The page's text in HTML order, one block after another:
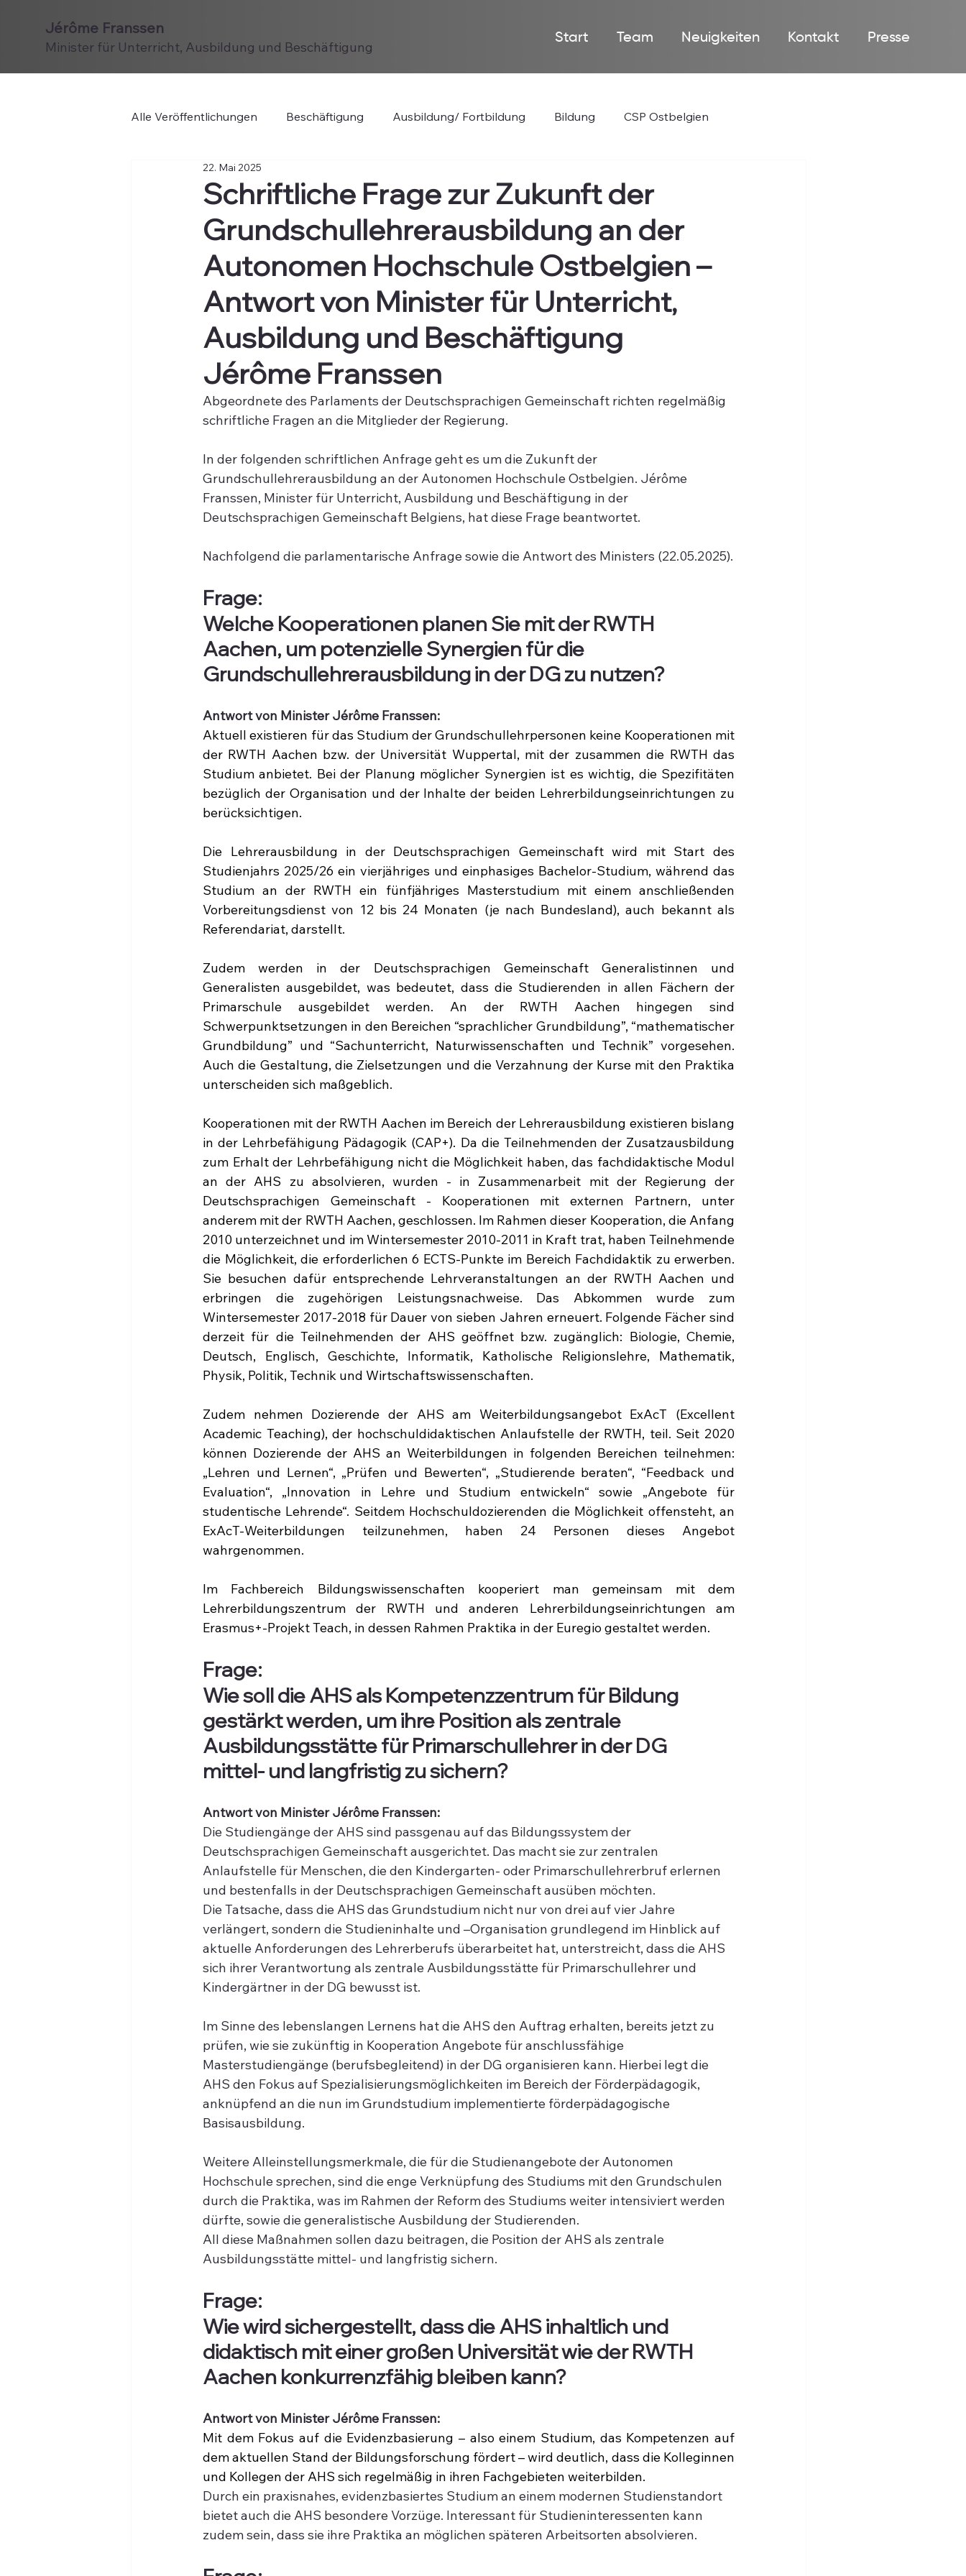
Jérôme Franssen
Minister für Unterricht, Ausbildung und Beschäftigung
Start Team Neuigkeiten Kontakt Presse
Alle Veröffentlichungen Beschäftigung Ausbildung/ Fortbildung Bildung CSP Ostbelgien
Schriftliche Frage zur Zukunft der
Grundschullehrerausbildung an der
Autonomen Hochschule Ostbelgien –
Antwort von Minister für Unterricht,
Ausbildung und Beschäftigung
Jérôme Franssen
22. Mai 2025
Abgeordnete des Parlaments der Deutschsprachigen Gemeinschaft richten regelmäßig
schriftliche Fragen an die Mitglieder der Regierung.
In der folgenden schriftlichen Anfrage geht es um die Zukunft der
Grundschullehrerausbildung an der Autonomen Hochschule Ostbelgien. Jérôme
Franssen, Minister für Unterricht, Ausbildung und Beschäftigung in der
Deutschsprachigen Gemeinschaft Belgiens, hat diese Frage beantwortet.
Nachfolgend die parlamentarische Anfrage sowie die Antwort des Ministers (22.05.2025).
Frage:
Welche Kooperationen planen Sie mit der RWTH
Aachen, um potenzielle Synergien für die
Grundschullehrerausbildung in der DG zu nutzen?
Antwort von Minister Jérôme Franssen:
Aktuell existieren für das Studium der Grundschullehrpersonen keine Kooperationen mit
der RWTH Aachen bzw. der Universität Wuppertal, mit der zusammen die RWTH das
Studium anbietet. Bei der Planung möglicher Synergien ist es wichtig, die Spezifitäten
bezüglich der Organisation und der Inhalte der beiden Lehrerbildungseinrichtungen zu
berücksichtigen.
Die Lehrerausbildung in der Deutschsprachigen Gemeinschaft wird mit Start des
Studienjahrs 2025/26 ein vierjähriges und einphasiges Bachelor-Studium, während das
Studium an der RWTH ein fünfjähriges Masterstudium mit einem anschließenden
Vorbereitungsdienst von 12 bis 24 Monaten (je nach Bundesland), auch bekannt als
Referendariat, darstellt.
Zudem werden in der Deutschsprachigen Gemeinschaft Generalistinnen und
Generalisten ausgebildet, was bedeutet, dass die Studierenden in allen Fächern der
Primarschule ausgebildet werden. An der RWTH Aachen hingegen sind
Schwerpunktsetzungen in den Bereichen “sprachlicher Grundbildung”, “mathematischer
Grundbildung” und “Sachunterricht, Naturwissenschaften und Technik” vorgesehen.
Auch die Gestaltung, die Zielsetzungen und die Verzahnung der Kurse mit den Praktika
unterscheiden sich maßgeblich.
Kooperationen mit der RWTH Aachen im Bereich der Lehrerausbildung existieren bislang
in der Lehrbefähigung Pädagogik (CAP+). Da die Teilnehmenden der Zusatzausbildung
zum Erhalt der Lehrbefähigung nicht die Möglichkeit haben, das fachdidaktische Modul
an der AHS zu absolvieren, wurden - in Zusammenarbeit mit der Regierung der
Deutschsprachigen Gemeinschaft - Kooperationen mit externen Partnern, unter
anderem mit der RWTH Aachen, geschlossen. Im Rahmen dieser Kooperation, die Anfang
2010 unterzeichnet und im Wintersemester 2010-2011 in Kraft trat, haben Teilnehmende
die Möglichkeit, die erforderlichen 6 ECTS-Punkte im Bereich Fachdidaktik zu erwerben.
Sie besuchen dafür entsprechende Lehrveranstaltungen an der RWTH Aachen und
erbringen die zugehörigen Leistungsnachweise. Das Abkommen wurde zum
Wintersemester 2017-2018 für Dauer von sieben Jahren erneuert. Folgende Fächer sind
derzeit für die Teilnehmenden der AHS geöffnet bzw. zugänglich: Biologie, Chemie,
Deutsch, Englisch, Geschichte, Informatik, Katholische Religionslehre, Mathematik,
Physik, Politik, Technik und Wirtschaftswissenschaften.
Zudem nehmen Dozierende der AHS am Weiterbildungsangebot ExAcT (Excellent
Academic Teaching), der hochschuldidaktischen Anlaufstelle der RWTH, teil. Seit 2020
können Dozierende der AHS an Weiterbildungen in folgenden Bereichen teilnehmen:
„Lehren und Lernen“, „Prüfen und Bewerten“, „Studierende beraten“, “Feedback und
Evaluation“, „Innovation in Lehre und Studium entwickeln“ sowie „Angebote für
studentische Lehrende“. Seitdem Hochschuldozierenden die Möglichkeit offensteht, an
ExAcT-Weiterbildungen teilzunehmen, haben 24 Personen dieses Angebot
wahrgenommen.
Im Fachbereich Bildungswissenschaften kooperiert man gemeinsam mit dem
Lehrerbildungszentrum der RWTH und anderen Lehrerbildungseinrichtungen am
Erasmus+-Projekt Teach, in dessen Rahmen Praktika in der Euregio gestaltet werden.
Frage:
Wie soll die AHS als Kompetenzzentrum für Bildung
gestärkt werden, um ihre Position als zentrale
Ausbildungsstätte für Primarschullehrer in der DG
mittel- und langfristig zu sichern?
Antwort von Minister Jérôme Franssen:
Die Studiengänge der AHS sind passgenau auf das Bildungssystem der
Deutschsprachigen Gemeinschaft ausgerichtet. Das macht sie zur zentralen
Anlaufstelle für Menschen, die den Kindergarten- oder Primarschullehrerbruf erlernen
und bestenfalls in der Deutschsprachigen Gemeinschaft ausüben möchten.
Die Tatsache, dass die AHS das Grundstudium nicht nur von drei auf vier Jahre
verlängert, sondern die Studieninhalte und –Organisation grundlegend im Hinblick auf
aktuelle Anforderungen des Lehrerberufs überarbeitet hat, unterstreicht, dass die AHS
sich ihrer Verantwortung als zentrale Ausbildungsstätte für Primarschullehrer und
Kindergärtner in der DG bewusst ist.
Im Sinne des lebenslangen Lernens hat die AHS den Auftrag erhalten, bereits jetzt zu
prüfen, wie sie zukünftig in Kooperation Angebote für anschlussfähige
Masterstudiengänge (berufsbegleitend) in der DG organisieren kann. Hierbei legt die
AHS den Fokus auf Spezialisierungsmöglichkeiten im Bereich der Förderpädagogik,
anknüpfend an die nun im Grundstudium implementierte förderpädagogische
Basisausbildung.
Weitere Alleinstellungsmerkmale, die für die Studienangebote der Autonomen
Hochschule sprechen, sind die enge Verknüpfung des Studiums mit den Grundschulen
durch die Praktika, was im Rahmen der Reform des Studiums weiter intensiviert werden
dürfte, sowie die generalistische Ausbildung der Studierenden.
All diese Maßnahmen sollen dazu beitragen, die Position der AHS als zentrale
Ausbildungsstätte mittel- und langfristig sichern.
Frage:
Wie wird sichergestellt, dass die AHS inhaltlich und
didaktisch mit einer großen Universität wie der RWTH
Aachen konkurrenzfähig bleiben kann?
Antwort von Minister Jérôme Franssen:
Mit dem Fokus auf die Evidenzbasierung – also einem Studium, das Kompetenzen auf
dem aktuellen Stand der Bildungsforschung fördert – wird deutlich, dass die Kolleginnen
und Kollegen der AHS sich regelmäßig in ihren Fachgebieten weiterbilden.
Durch ein praxisnahes, evidenzbasiertes Studium an einem modernen Studienstandort
bietet auch die AHS besondere Vorzüge. Interessant für Studieninteressenten kann
zudem sein, dass sie ihre Praktika an möglichen späteren Arbeitsorten absolvieren.